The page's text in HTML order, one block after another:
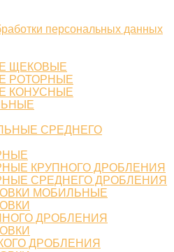
персональных данных
ЩЕКОВЫЕ
РОТОРНЫЕ
КОНУСНЫЕ
СРЕДНЕГО
КРУПНОГО ДРОБЛЕНИЯ
СРЕДНЕГО ДРОБЛЕНИЯ
МОБИЛЬНЫЕ
ДРОБЛЕНИЯ
ДРОБЛЕНИЯ